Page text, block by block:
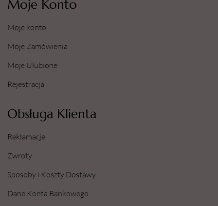
Moje Konto
Moje konto
Moje Zamówienia
Moje Ulubione
Rejestracja
Obsługa Klienta
Reklamacje
Zwroty
Sposoby i Koszty Dostawy
Dane Konta Bankowego